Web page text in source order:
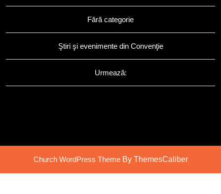
Fără categorie
Ştiri şi evenimente din Convenţie
Urmează:
Church WordPress ThemeBy ThemesCaliber